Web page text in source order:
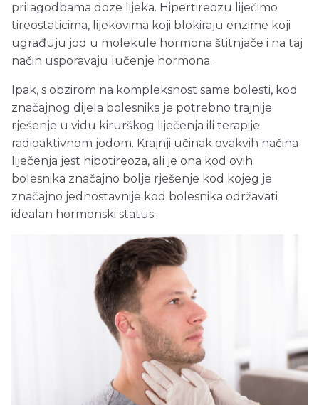
prilagodbama doze lijeka. Hipertireozu liječimo
tireostaticima, lijekovima koji blokiraju enzime koji
ugrađuju jod u molekule hormona štitnjače i na taj
način usporavaju lučenje hormona.
Ipak, s obzirom na kompleksnost same bolesti, kod
značajnog dijela bolesnika je potrebno trajnije
rješenje u vidu kirurškog liječenja ili terapije
radioaktivnom jodom. Krajnji učinak ovakvih načina
liječenja jest hipotireoza, ali je ona kod ovih
bolesnika značajno bolje rješenje kod kojeg je
značajno jednostavnije kod bolesnika održavati
idealan hormonski status.